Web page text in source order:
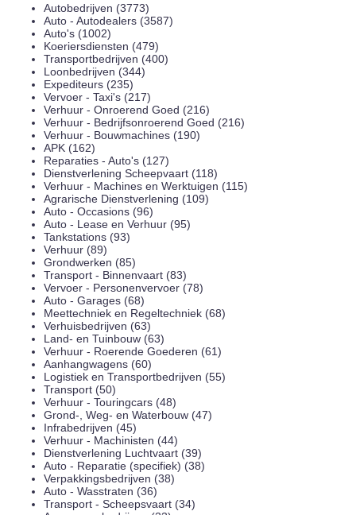
Autobedrijven (3773)
Auto - Autodealers (3587)
Auto's (1002)
Koeriersdiensten (479)
Transportbedrijven (400)
Loonbedrijven (344)
Expediteurs (235)
Vervoer - Taxi's (217)
Verhuur - Onroerend Goed (216)
Verhuur - Bedrijfsonroerend Goed (216)
Verhuur - Bouwmachines (190)
APK (162)
Reparaties - Auto's (127)
Dienstverlening Scheepvaart (118)
Verhuur - Machines en Werktuigen (115)
Agrarische Dienstverlening (109)
Auto - Occasions (96)
Auto - Lease en Verhuur (95)
Tankstations (93)
Verhuur (89)
Grondwerken (85)
Transport - Binnenvaart (83)
Vervoer - Personenvervoer (78)
Auto - Garages (68)
Meettechniek en Regeltechniek (68)
Verhuisbedrijven (63)
Land- en Tuinbouw (63)
Verhuur - Roerende Goederen (61)
Aanhangwagens (60)
Logistiek en Transportbedrijven (55)
Transport (50)
Verhuur - Touringcars (48)
Grond-, Weg- en Waterbouw (47)
Infrabedrijven (45)
Verhuur - Machinisten (44)
Dienstverlening Luchtvaart (39)
Auto - Reparatie (specifiek) (38)
Verpakkingsbedrijven (38)
Auto - Wasstraten (36)
Transport - Scheepsvaart (34)